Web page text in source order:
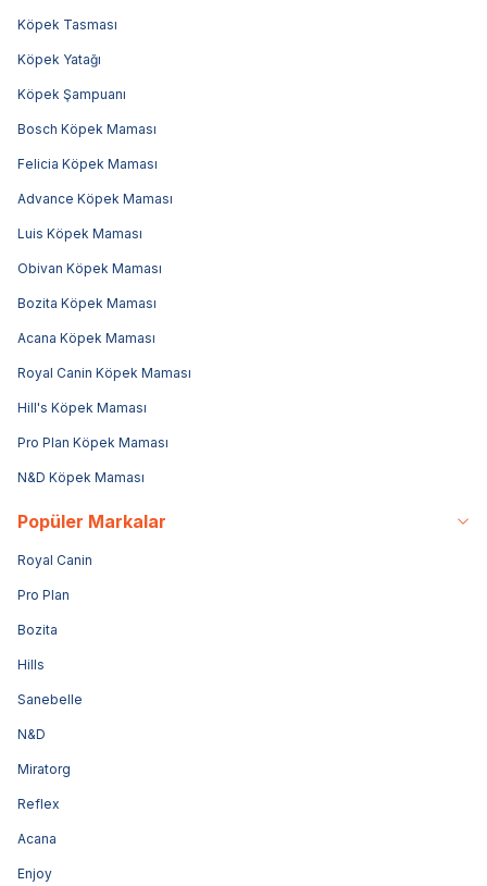
Köpek Tasması
Köpek Yatağı
Köpek Şampuanı
Bosch Köpek Maması
Felicia Köpek Maması
Advance Köpek Maması
Luis Köpek Maması
Obivan Köpek Maması
Bozita Köpek Maması
Acana Köpek Maması
Royal Canin Köpek Maması
Hill's Köpek Maması
Pro Plan Köpek Maması
N&D Köpek Maması
Popüler Markalar
Royal Canin
Pro Plan
Bozita
Hills
Sanebelle
N&D
Miratorg
Reflex
Acana
Enjoy